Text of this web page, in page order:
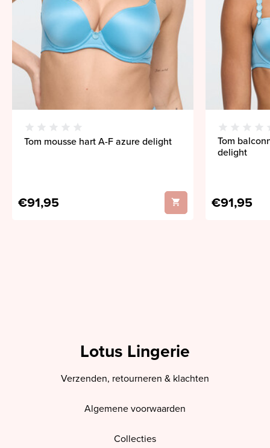
Tom mousse hart A-F azure delight
€91,95
Tom
delight
€91,95
Lotus Lingerie
Verzenden, retourneren & klachten
Algemene voorwaarden
Collecties